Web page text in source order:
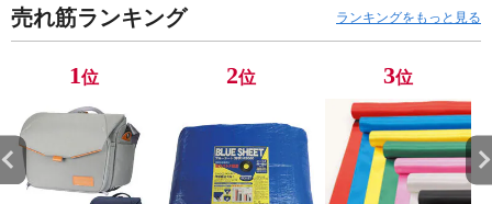
売れ筋ランキング ランキングをもっと見る
1位 2位 3位